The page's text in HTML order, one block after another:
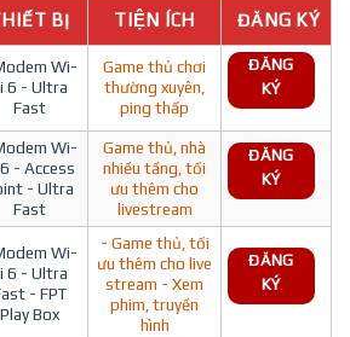
BỊ TIỆN ÍCH ĐĂNG KÝ
Wi-
6 - Ultra
Fast
Game thủ chơi
thường xuyên,
ping thấp
ĐĂNG
KÝ
Wi-
- Access
- Ultra
Fast
Game thủ, nhà
nhiều tầng, tối
ưu thêm cho
livestream
ĐĂNG
KÝ
Wi-
6 - Ultra
- FPT
Play Box
- Game thủ, tối
ưu thêm cho live
stream - Xem
phim, truyền
hình
ĐĂNG
KÝ